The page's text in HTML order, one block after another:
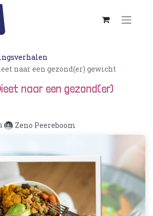
naar een gezond(er) gewicht
naar een gezond(er)
Zeno Peereboom